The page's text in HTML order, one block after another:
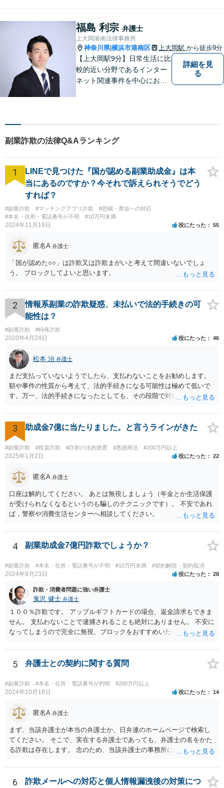
の法律事務所として皆様のお
力になれればと考えておりま
す。
福島 利宗 弁護士
上大岡港南法律事務所
神奈川県|横浜市港南区 上大岡駅 から徒歩9分
【上大岡駅9分】日常生活に比
較的近い分野であるインター
ネット関連事件を中心にお取
ルにて掲載情報のURL等をお
送りください。見込み、費用
等をご案内させていただきま
す。
詳細を見
る
副業詐欺の法律Q&Aランキング
1
LINEで見つけた『国が認める副業助成金』は本
当にあるのですか？今それで訴えられそうでどう
すれば？
#副業詐欺 #マッチングアプリ詐欺
#恐喝・脅迫への対応
#本名・住所・電話番号が不明
#10万円未満
2024年11月19日 役にたった 55
匿名A 弁護士
「国が認めた○○」は詐欺又は詐欺まがいと考えて間違いないでしょ
う。 ブロックしてよいと思います。
2
情報系副業の詐欺疑惑、未払いで法的手続きの可
能性は？
#副業詐欺 #特殊詐欺
2020年4月24日 役にたった 46
松本 治 弁護士
まだ支払っていないようでしたら、支払わないことをお勧めします。
額や事件の性質から考えて、法的手続きになる可能性は極めて低いで
す。万一、法的手続きになったとしても、その段階で対処すれば間に
す。万一、裁判所から手紙が届くことがあれば、すぐに弁護士等に相
談して下さい。対処しなければ、それこそ差し押さえにつながりま
す。お話が事実であれば、対処により相手の請求を退けることができ
ると考えられます。 いずれにしても、心配して待つ必要はないです。
3 助成金7億に当たりました。と言うラインがきた
#副業詐欺 #投資詐欺 #詐欺の法的措置 #悪徳商法 #200万円以上
2025年1月2日 役にたった 22
匿名A 弁護士
口座は解約してください。 あとは無視しましょう（年金とか生活保護
が受けられなくなるというのも騙しのテクニックです）。 不安であれ
ば，警察や消費生活センターへ相談してください。
4 副業助成金7億円詐欺でしょうか？
#副業詐欺 #本名・住所・電話番号が不明 #10万円未満 #契約解除・契約取消
2024年9月23日 役にたった 28
詐欺・消費者問題に強い弁護士
鬼沢 健士 弁護士
１００％詐欺です。 アップルギフトカードの場合、返金請求もできま
せん。 支払わないことで逮捕されることも絶対にありません。 不安に
なってしまうので完全に無視、ブロックをおすすめいたします。
5 弁護士との契約に関する質問
#副業詐欺 #本名・住所・電話番号が判明 #200万円以上
2024年10月18日 役にたった 14
匿名A 弁護士
まず、当該弁護士が本当の弁護士か、日弁連のホームページで検索し
てください。 そこで、実在する弁護士であっても、弁護士の名をかた
る詐欺は存在します。 念のため、当該弁護士の事務所に確認をとれば
6
詐欺メールへの対応と個人情報漏洩後の対策につ